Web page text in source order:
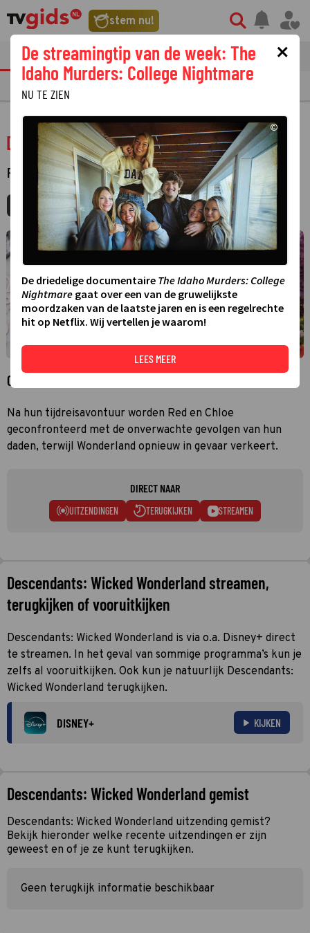
stem nu!
tvgids streaming nieuws
PRIMETIME GEMIST
Descendants: Wicked Wonderland
FILM KORTE FILM
MIJNGIDS AGENDA DELEN
Over Descendants: Wicked Wonderland
Na hun tijdreisavontuur worden Red en Chloe
geconfronteerd met de onverwachte gevolgen van hun
daden, terwijl Wonderland opnieuw in gevaar verkeert.
DIRECT NAAR
UITZENDINGEN TERUGKIJKEN STREAMEN
Descendants: Wicked Wonderland streamen,
terugkijken of vooruitkijken
Descendants: Wicked Wonderland is via o.a. Disney+ direct
te streamen. In het geval van sommige programma’s kun je
zelfs al vooruitkijken. Ook kun je natuurlijk Descendants:
Wicked Wonderland terugkijken.
DISNEY+ KIJKEN
Descendants: Wicked Wonderland gemist
Descendants: Wicked Wonderland uitzending gemist?
Bekijk hieronder welke recente uitzendingen er zijn
geweest en of je ze kunt terugkijken.
Geen terugkijk informatie beschikbaar
×
De streamingtip van de week: The
Idaho Murders: College Nightmare
NU TE ZIEN
©
De driedelige documentaire The Idaho Murders: College
Nightmare gaat over een van de gruwelijkste
moordzaken van de laatste jaren en is een regelrechte
hit op Netflix. Wij vertellen je waarom!
LEES MEER